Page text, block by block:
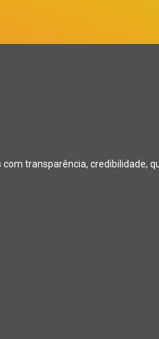
transparência, credibilidade,